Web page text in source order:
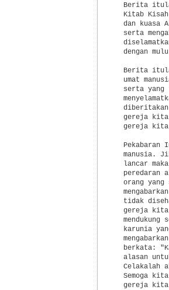
Berita
Kitab
dan kuasa
serta
dengan
Berita
umat
serta yang
gereja
gereja
Pekabaran
manusia.
lancar
peredaran
orang yang
tidak
gereja
mendukung
karunia
berkata:
alasan
Celakalah
Semoga
gereja